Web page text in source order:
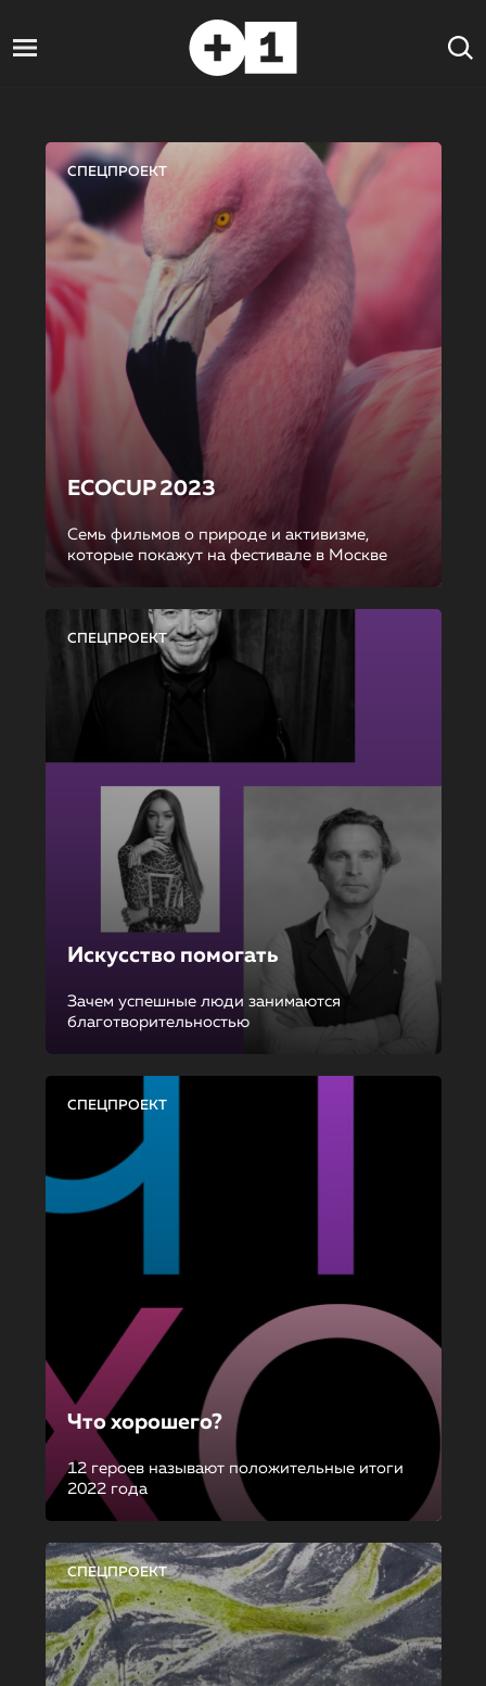
СПЕЦПРОЕКТ
ECOCUP 2023
Семь фильмов о природе и активизме,
которые покажут на фестивале в Москве
СПЕЦПРОЕКТ
Искусство помогать
Зачем успешные люди занимаются
благотворительностью
СПЕЦПРОЕКТ
Что хорошего?
12 героев называют положительные итоги
2022 года
СПЕЦПРОЕКТ